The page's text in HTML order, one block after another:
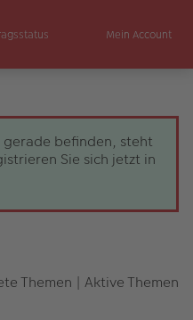
Mein Account
gerade befinden, steht
Sie sich jetzt in
Themen | Aktive Themen